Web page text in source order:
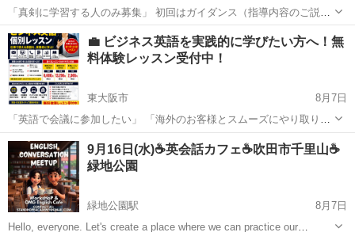
「真剣に学習する人のみ募集」 初回はガイダンス（指導内容のご説
明）とレベルチェックを行い、適正クラスを診断。ご都合の良い日時
を調整させて戴き、後日実際に授業（90分以上）に参加。受講生とし
て英会話理論と口頭英作文を体感してく...
大阪 枚方市 英会話
💼 ビジネス英語を実践的に学びたい方へ！無
料体験レッスン受付中！
東大阪市
8月7日
「英語で会議に参加したい」 「海外のお客様とスムーズにやり取りし
たい」 「英文メールやチャットを自然に書けるようになりたい」 「転
職・昇進のために英語力を身につけたい」 そんな社会人・大学生の方
を対象に、完全個別のビ...
大阪 東大阪市 ビジネス英語 1級
9月16日(水)☕️英会話カフェ☕️吹田市千里山☕️
緑地公園
緑地公園駅
8月7日
Hello, everyone. Let's create a place where we can practice our